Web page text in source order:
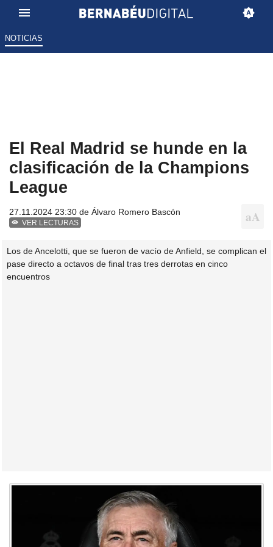
NOTICIAS
El Real Madrid se hunde en la
clasificación de la Champions
League
27.11.2024 23:30 de Álvaro Romero Bascón
VER LECTURAS
Los de Ancelotti, que se fueron de vacío de Anfield, se complican el
pase directo a octavos de final tras tres derrotas en cinco
encuentros